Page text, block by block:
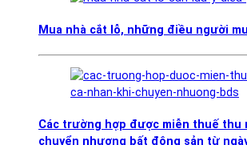
Mua nhà cắt lỗ, những điều người
Các trường hợp được miễn thuế thu
chuyển nhượng bất động sản từ